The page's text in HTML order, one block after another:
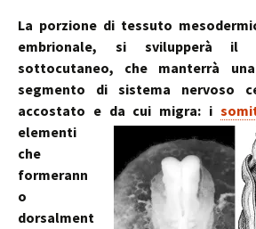
La porzione di tessuto
embrionale, si svilupperà il
sottocutaneo, che manterrà
segmento di sistema nervoso
accostato e da cui migra: i
elementi
che
formerann
o
dorsalment